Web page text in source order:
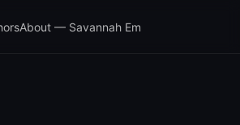
About — Savannah Em